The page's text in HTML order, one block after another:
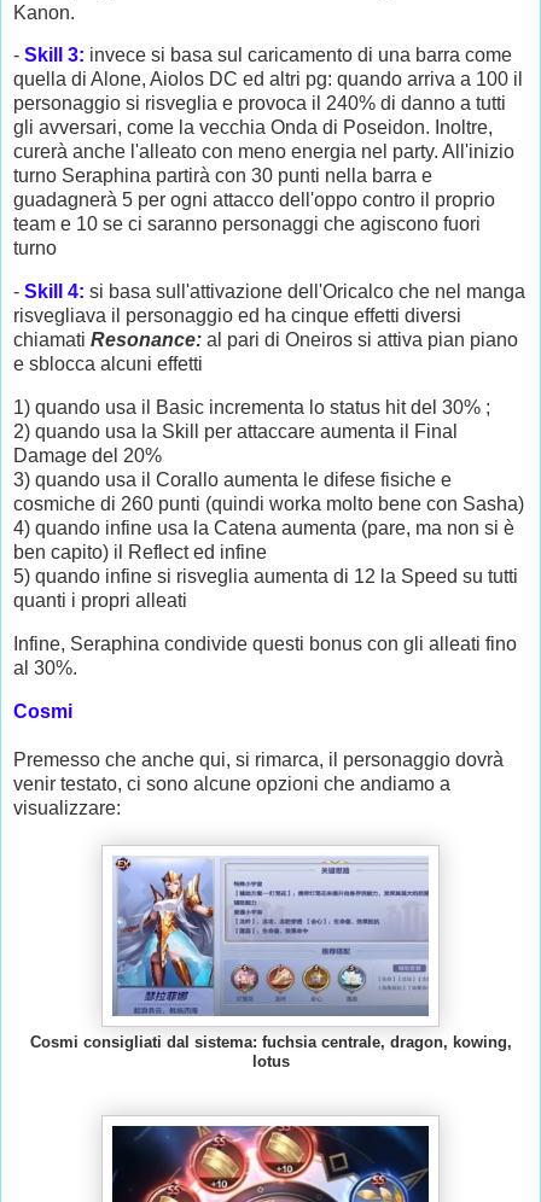
Kanon.
- Skill 3: invece si basa sul caricamento di una barra come
quella di Alone, Aiolos DC ed altri pg: quando arriva a 100 il
personaggio si risveglia e provoca il 240% di danno a tutti
gli avversari, come la vecchia Onda di Poseidon. Inoltre,
curerà anche l'alleato con meno energia nel party. All'inizio
turno Seraphina partirà con 30 punti nella barra e
guadagnerà 5 per ogni attacco dell'oppo contro il proprio
team e 10 se ci saranno personaggi che agiscono fuori
turno
- Skill 4: si basa sull'attivazione dell'Oricalco che nel manga
risvegliava il personaggio ed ha cinque effetti diversi
chiamati Resonance: al pari di Oneiros si attiva pian piano
e sblocca alcuni effetti
1) quando usa il Basic incrementa lo status hit del 30% ;
2) quando usa la Skill per attaccare aumenta il Final
Damage del 20%
3) quando usa il Corallo aumenta le difese fisiche e
cosmiche di 260 punti (quindi worka molto bene con Sasha)
4) quando infine usa la Catena aumenta (pare, ma non si è
ben capito) il Reflect ed infine
5) quando infine si risveglia aumenta di 12 la Speed su tutti
quanti i propri alleati
Infine, Seraphina condivide questi bonus con gli alleati fino
al 30%.
Cosmi
Premesso che anche qui, si rimarca, il personaggio dovrà
venir testato, ci sono alcune opzioni che andiamo a
visualizzare:
Cosmi consigliati dal sistema: fuchsia centrale, dragon, kowing,
lotus